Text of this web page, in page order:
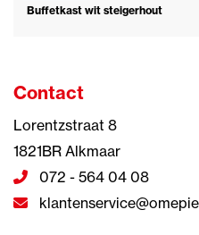
Buffetkast wit steigerhout
Contact
Lorentzstraat 8
1821BR Alkmaar
072 - 564 04 08